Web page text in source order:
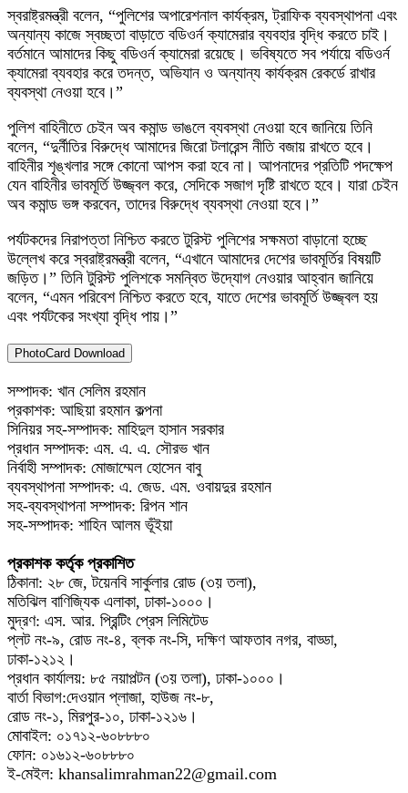
স্বরাষ্ট্রমন্ত্রী বলেন, “পুলিশের অপারেশনাল কার্যক্রম, ট্রাফিক ব্যবস্থাপনা এবং
অন্যান্য কাজে স্বচ্ছতা বাড়াতে বডিওর্ন ক্যামেরার ব্যবহার বৃদ্ধি করতে চাই।
বর্তমানে আমাদের কিছু বডিওর্ন ক্যামেরা রয়েছে। ভবিষ্যতে সব পর্যায়ে বডিওর্ন
ক্যামেরা ব্যবহার করে তদন্ত, অভিযান ও অন্যান্য কার্যক্রম রেকর্ডে রাখার
ব্যবস্থা নেওয়া হবে।”
পুলিশ বাহিনীতে চেইন অব কমান্ড ভাঙলে ব্যবস্থা নেওয়া হবে জানিয়ে তিনি
বলেন, “দুর্নীতির বিরুদ্ধে আমাদের জিরো টলারেন্স নীতি বজায় রাখতে হবে।
বাহিনীর শৃঙ্খলার সঙ্গে কোনো আপস করা হবে না। আপনাদের প্রতিটি পদক্ষেপ
যেন বাহিনীর ভাবমূর্তি উজ্জ্বল করে, সেদিকে সজাগ দৃষ্টি রাখতে হবে। যারা চেইন
অব কমান্ড ভঙ্গ করবেন, তাদের বিরুদ্ধে ব্যবস্থা নেওয়া হবে।”
পর্যটকদের নিরাপত্তা নিশ্চিত করতে টুরিস্ট পুলিশের সক্ষমতা বাড়ানো হচ্ছে
উল্লেখ করে স্বরাষ্ট্রমন্ত্রী বলেন, “এখানে আমাদের দেশের ভাবমূর্তির বিষয়টি
জড়িত।” তিনি টুরিস্ট পুলিশকে সমন্বিত উদ্যোগ নেওয়ার আহ্বান জানিয়ে
বলেন, “এমন পরিবেশ নিশ্চিত করতে হবে, যাতে দেশের ভাবমূর্তি উজ্জ্বল হয়
এবং পর্যটকের সংখ্যা বৃদ্ধি পায়।”
PhotoCard Download
সম্পাদক: খান সেলিম রহমান
প্রকাশক: আছিয়া রহমান কল্পনা
সিনিয়র সহ-সম্পাদক: মাহিদুল হাসান সরকার
প্রধান সম্পাদক: এম. এ. এ. সৌরভ খান
নির্বাহী সম্পাদক: মোজাম্মেল হোসেন বাবু
ব্যবস্থাপনা সম্পাদক: এ. জেড. এম. ওবায়দুর রহমান
সহ-ব্যবস্থাপনা সম্পাদক: রিপন শান
সহ-সম্পাদক: শাহিন আলম ভূঁইয়া
প্রকাশক কর্তৃক প্রকাশিত
ঠিকানা: ২৮ জে, টয়েনবি সার্কুলার রোড (৩য় তলা),
মতিঝিল বাণিজ্যিক এলাকা, ঢাকা-১০০০।
মুদ্রণ: এস. আর. প্রিন্টিং প্রেস লিমিটেড
প্লট নং-৯, রোড নং-৪, ব্লক নং-সি, দক্ষিণ আফতাব নগর, বাড্ডা,
ঢাকা-১২১২।
প্রধান কার্যালয়: ৮৫ নয়াপল্টন (৩য় তলা), ঢাকা-১০০০।
বার্তা বিভাগ:দেওয়ান প্লাজা, হাউজ নং-৮,
রোড নং-১, মিরপুর-১০, ঢাকা-১২১৬।
মোবাইল: ০১৭১২-৬০৮৮৮০
ফোন: ০১৬১২-৬০৮৮৮০
ই-মেইল: khansalimrahman22@gmail.com